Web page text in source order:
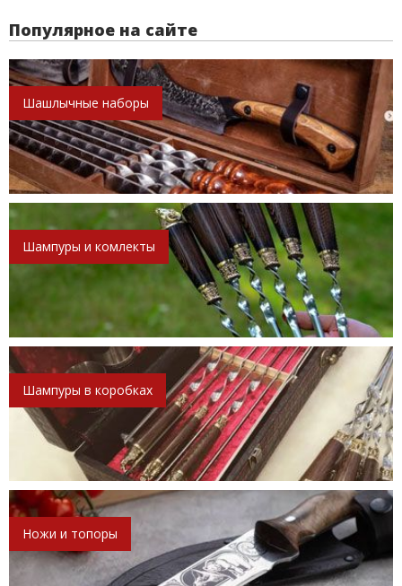
Популярное на сайте
Шашлычные наборы
Шампуры и комлекты
Шампуры в коробках
Ножи и топоры